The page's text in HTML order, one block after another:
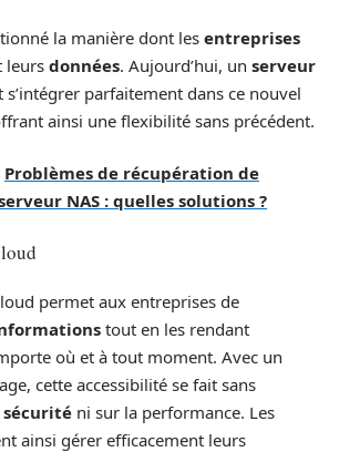
la manière dont les entreprises
leurs données. Aujourd’hui, un serveur
s’intégrer parfaitement dans ce nouvel
ainsi une flexibilité sans précédent.
Problèmes de récupération de
NAS : quelles solutions ?
permet aux entreprises de
tout en les rendant
où et à tout moment. Avec un
cette accessibilité se fait sans
sécurité ni sur la performance. Les
ainsi gérer efficacement leurs